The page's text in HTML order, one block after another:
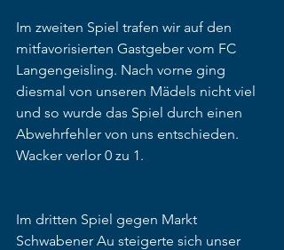
Im zweiten Spiel trafen wir auf den
mitfavorisierten Gastgeber vom FC
Langengeisling. Nach vorne ging
diesmal von unseren Mädels nicht viel
und so wurde das Spiel durch einen
Abwehrfehler von uns entschieden.
Wacker verlor 0 zu 1.
Im dritten Spiel gegen Markt
Schwabener Au steigerte sich unser